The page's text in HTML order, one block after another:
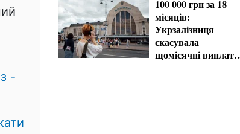
-
100 000 грн за 18
місяців:
Укрзалізниця
скасувала
щомісячні виплати